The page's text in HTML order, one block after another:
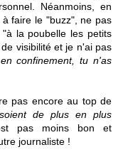
Néanmoins, en
faire le "buzz", ne pas
la poubelle les petits
visibilité et je n'ai pas
confinement, tu n'as
pas encore au top de
de plus en plus
pas moins bon et
journaliste !